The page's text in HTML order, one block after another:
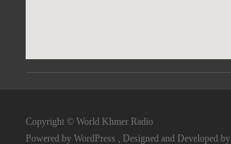
Copyright © World Khmer Radio
Powered by WordPress , Designed and Developed by